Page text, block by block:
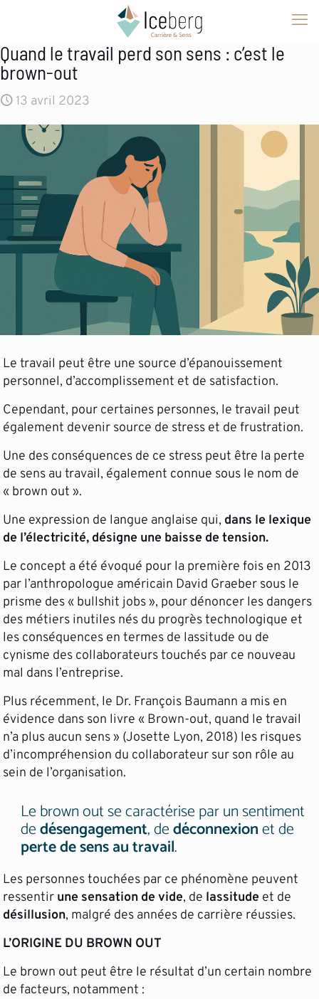
Quand le travail perd son sens : c’est le
brown-out
13 avril 2023
Le travail peut être une source d’épanouissement
personnel, d’accomplissement et de satisfaction.
Cependant, pour certaines personnes, le travail peut
également devenir source de stress et de frustration.
Une des conséquences de ce stress peut être la perte
de sens au travail, également connue sous le nom de
« brown out ».
Une expression de langue anglaise qui, dans le lexique
de l’électricité, désigne une baisse de tension.
Le concept a été évoqué pour la première fois en 2013
par l’anthropologue américain David Graeber sous le
prisme des « bullshit jobs », pour dénoncer les dangers
des métiers inutiles nés du progrès technologique et
les conséquences en termes de lassitude ou de
cynisme des collaborateurs touchés par ce nouveau
mal dans l’entreprise.
Plus récemment, le Dr. François Baumann a mis en
évidence dans son livre « Brown-out, quand le travail
n’a plus aucun sens » (Josette Lyon, 2018) les risques
d’incompréhension du collaborateur sur son rôle au
sein de l’organisation.
Le brown out se caractérise par un sentiment
dedésengagement, dedéconnexionet de
perte de sens au travail.
Les personnes touchées par ce phénomène peuvent
ressentir une sensation de vide, de lassitude et de
désillusion, malgré des années de carrière réussies.
L’ORIGINE DU BROWN OUT
Le brown out peut être le résultat d’un certain nombre
de facteurs, notamment :